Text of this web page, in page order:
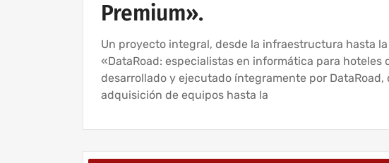
Premium».
Un proyecto integral, desde la infraestructura hasta
«DataRoad: especialistas en informática para hoteles
desarrollado y ejecutado íntegramente por
adquisición de equipos hasta la